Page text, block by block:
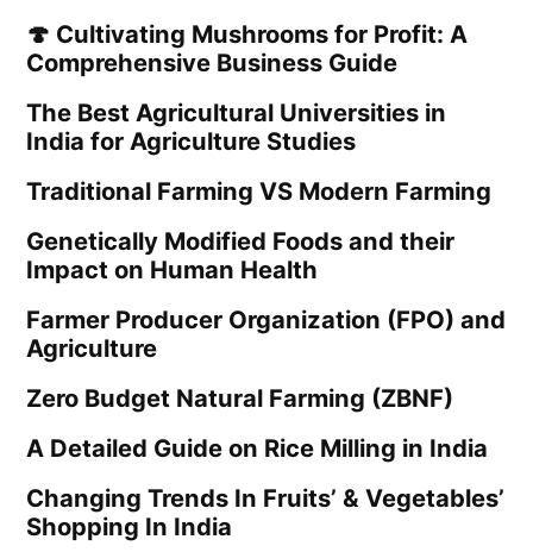
🍄 Cultivating Mushrooms for Profit: A
Comprehensive Business Guide
The Best Agricultural Universities in
India for Agriculture Studies
Traditional Farming VS Modern Farming
Genetically Modified Foods and their
Impact on Human Health
Farmer Producer Organization (FPO) and
Agriculture
Zero Budget Natural Farming (ZBNF)
A Detailed Guide on Rice Milling in India
Changing Trends In Fruits’ & Vegetables’
Shopping In India